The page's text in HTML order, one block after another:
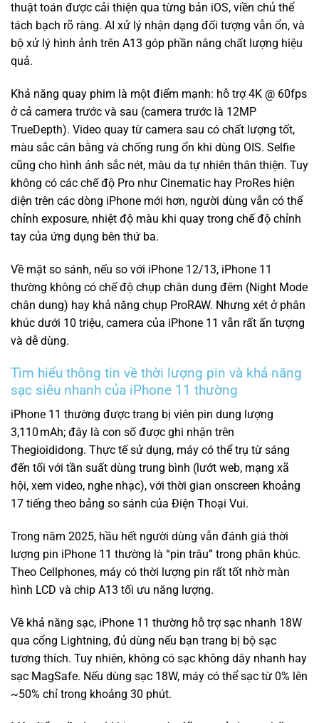
thuật toán được cải thiện qua từng bản iOS, viền chủ thể
tách bạch rõ ràng. AI xử lý nhận dạng đối tượng vẫn ổn, và
bộ xử lý hình ảnh trên A13 góp phần nâng chất lượng hiệu
quả.
Khả năng quay phim là một điểm mạnh: hỗ trợ 4K @ 60fps
ở cả camera trước và sau (camera trước là 12MP
TrueDepth). Video quay từ camera sau có chất lượng tốt,
màu sắc cân bằng và chống rung ổn khi dùng OIS. Selfie
cũng cho hình ảnh sắc nét, màu da tự nhiên thân thiện. Tuy
không có các chế độ Pro như Cinematic hay ProRes hiện
diện trên các dòng iPhone mới hơn, người dùng vẫn có thể
chỉnh exposure, nhiệt độ màu khi quay trong chế độ chỉnh
tay của ứng dụng bên thứ ba.
Về mặt so sánh, nếu so với iPhone 12/13, iPhone 11
thường không có chế độ chụp chân dung đêm (Night Mode
chân dung) hay khả năng chụp ProRAW. Nhưng xét ở phân
khúc dưới 10 triệu, camera của iPhone 11 vẫn rất ấn tượng
và dễ dùng.
Tìm hiểu thông tin về thời lượng pin và khả năng
sạc siêu nhanh của iPhone 11 thường
iPhone 11 thường được trang bị viên pin dung lượng
3,110 mAh; đây là con số được ghi nhận trên
Thegioididong. Thực tế sử dụng, máy có thể trụ từ sáng
đến tối với tần suất dùng trung bình (lướt web, mạng xã
hội, xem video, nghe nhạc), với thời gian onscreen khoảng
17 tiếng theo bảng so sánh của Điện Thoại Vui.
Trong năm 2025, hầu hết người dùng vẫn đánh giá thời
lượng pin iPhone 11 thường là “pin trâu” trong phân khúc.
Theo Cellphones, máy có thời lượng pin rất tốt nhờ màn
hình LCD và chip A13 tối ưu năng lượng.
Về khả năng sạc, iPhone 11 thường hỗ trợ sạc nhanh 18W
qua cổng Lightning, đủ dùng nếu bạn trang bị bộ sạc
tương thích. Tuy nhiên, không có sạc không dây nhanh hay
sạc MagSafe. Nếu dùng sạc 18W, máy có thể sạc từ 0% lên
~50% chỉ trong khoảng 30 phút.